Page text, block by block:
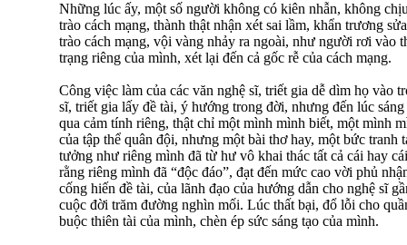
Những lúc ấy, một số người không có kiên nhẫn, không
trào cách mạng, thành thật nhận xét sai lầm, khẩn trương
trào cách mạng, vội vàng nhảy ra ngoài, như người rơi vào
trạng riêng của mình, xét lại đến cả gốc rễ của cách mạng.
Công việc làm của các văn nghệ sĩ, triết gia dễ dìm họ vào
sĩ, triết gia lấy đề tài, ý hướng trong đời, nhưng đến lúc
qua cảm tính riêng, thật chỉ một mình mình biết, một mình
của tập thể quân đội, nhưng một bài thơ hay, một bức tranh
tưởng như riêng mình đã từ hư vô khai thác tất cả cái hay
rằng riêng mình đã “độc đáo”, đạt đến mức cao vời phủ
cống hiến đề tài, của lãnh đạo của hướng dẫn cho nghệ sĩ
cuộc đời trăm đường nghìn mối. Lúc thất bại, đổ lỗi cho
buộc thiên tài của mình, chèn ép sức sáng tạo của mình.